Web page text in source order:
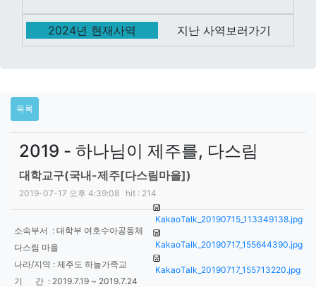
2024년 현재사역 지난 사역보러가기
목록
2019 - 하나님이 제주를, 다스림
대학교구(국내-제주[다스림마을])
2019-07-17 오후 4:39:08 hit : 214
KakaoTalk_20190715_113349138.jpg
KakaoTalk_20190717_155644390.jpg
KakaoTalk_20190717_155713220.jpg
소속부서 : 대학부 여호수아공동체
다스림 마을
나라/지역 : 제주도 하늘가족교
기 간 : 2019.7.19 ~ 2019.7.24